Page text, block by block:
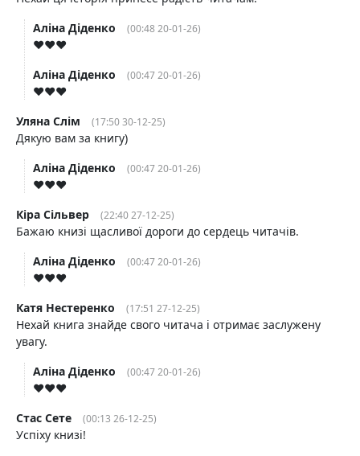
Аліна Діденко
(00:48 20-01-26)
♥️♥️♥️
Аліна Діденко
(00:47 20-01-26)
♥️♥️♥️
Уляна Слім
(17:50 30-12-25)
Дякую вам за книгу)
Аліна Діденко
(00:47 20-01-26)
♥️♥️♥️
Кіра Сільвер
(22:40 27-12-25)
Бажаю книзі щасливої дороги до сердець читачів.
Аліна Діденко
(00:47 20-01-26)
♥️♥️♥️
Катя Нестеренко
(17:51 27-12-25)
Нехай книга знайде свого читача і отримає заслужену
увагу.
Аліна Діденко
(00:47 20-01-26)
♥️♥️♥️
Стас Cете
(00:13 26-12-25)
Успіху книзі!